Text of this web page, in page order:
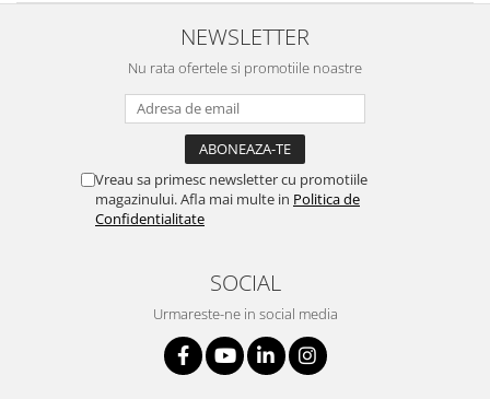
NEWSLETTER
Nu rata ofertele si promotiile noastre
Vreau sa primesc newsletter cu promotiile
magazinului. Afla mai multe in Politica de
Confidentialitate
SOCIAL
Urmareste-ne in social media